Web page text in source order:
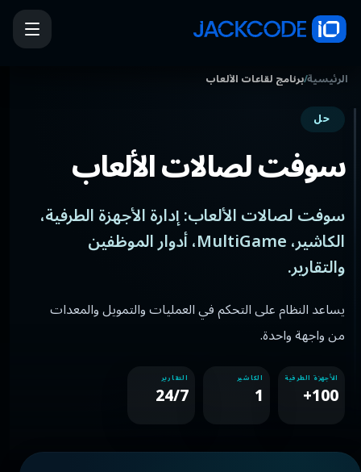
الرئيسية/برنامج لقاعات الألعاب
حل
سوفت لصالات الألعاب
سوفت لصالات الألعاب: إدارة الأجهزة الطرفية،
الكاشير، MultiGame، أدوار الموظفين
والتقارير.
يساعد النظام على التحكم في العمليات والتمويل والمعدات
من واجهة واحدة.
الأجهزة الطرفية
100+
الكاشير
1
التقارير
24/7